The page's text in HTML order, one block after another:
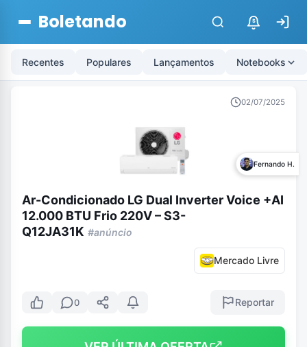
Boletando $
Recentes Populares Lançamentos Notebooks
02/07/2025
Fernando H.
Ar-Condicionado LG Dual Inverter Voice +AI
12.000 BTU Frio 220V – S3-
Q12JA31K #anúncio
Mercado Livre
0 Reportar